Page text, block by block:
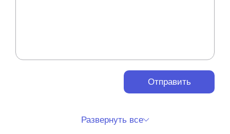
Отправить
Развернуть все